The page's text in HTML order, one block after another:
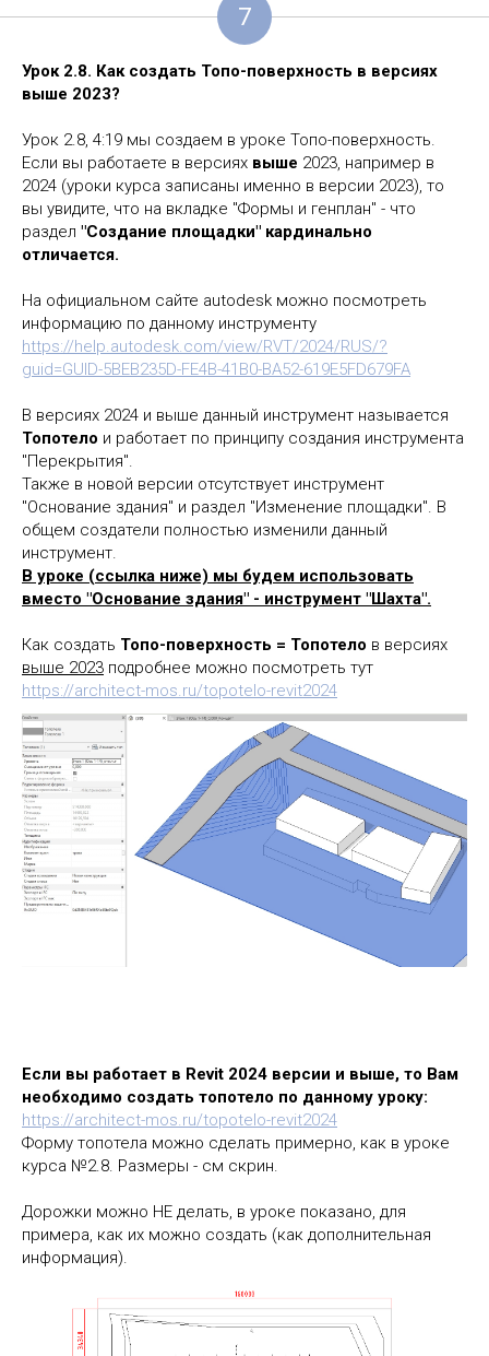
7
Урок 2.8. Как создать Топо-поверхность в версиях
выше 2023?
Урок 2.8, 4:19 мы создаем в уроке Топо-поверхность.
Если вы работаете в версиях выше 2023, например в
2024 (уроки курса записаны именно в версии 2023), то
вы увидите, что на вкладке "Формы и генплан" - что
раздел "Создание площадки" кардинально
отличается.
На официальном сайте autodesk можно посмотреть
информацию по данному инструменту
https://help.autodesk.com/view/RVT/2024/RUS/?
guid=GUID-5BEB235D-FE4B-41B0-BA52-619E5FD679FA
В версиях 2024 и выше данный инструмент называется
Топотело и работает по принципу создания инструмента
"Перекрытия".
Также в новой версии отсутствует инструмент
"Основание здания" и раздел "Изменение площадки". В
общем создатели полностью изменили данный
инструмент.
В уроке (ссылка ниже) мы будем использовать
вместо "Основание здания" - инструмент "Шахта".
Как создать Топо-поверхность = Топотело в версиях
выше 2023 подробнее можно посмотреть тут
https://architect-mos.ru/topotelo-revit2024
Если вы работает в Revit 2024 версии и выше, то Вам
необходимо создать топотело по данному уроку:
https://architect-mos.ru/topotelo-revit2024
Форму топотела можно сделать примерно, как в уроке
курса №2.8. Размеры - см скрин.
Дорожки можно НЕ делать, в уроке показано, для
примера, как их можно создать (как дополнительная
информация).